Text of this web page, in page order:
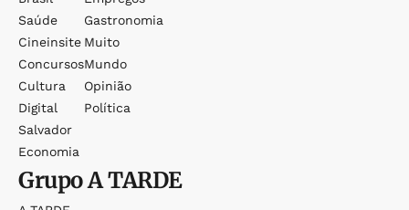
Saúde
Cineinsite
Concursos
Cultura
Digital
Salvador
Economia
Gastronomia
Muito
Mundo
Opinião
Política
GrupoA TARDE